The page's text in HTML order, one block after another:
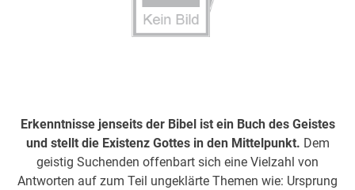
Erkenntnisse jenseits der Bibel ist ein Buch des Geistes
und stellt die Existenz Gottes in den Mittelpunkt. Dem
geistig Suchenden offenbart sich eine Vielzahl von
Antworten auf zum Teil ungeklärte Themen wie: Ursprung